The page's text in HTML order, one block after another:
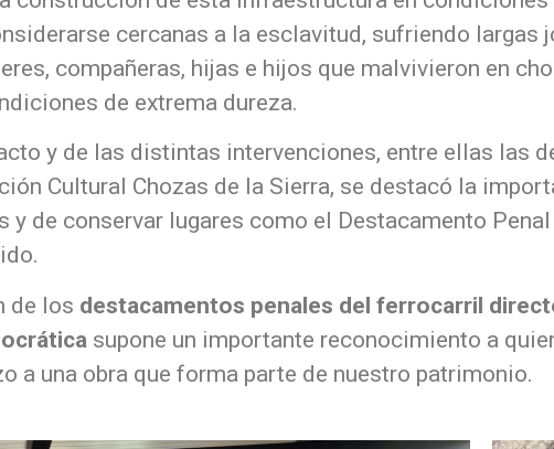
cercanas a la esclavitud, sufriendo largas
compañeras, hijas e hijos que malvivieron en
de extrema dureza.
y de las distintas intervenciones, entre ellas las
Cultural Chozas de la Sierra, se destacó la
y de conservar lugares como el Destacamento
de los destacamentos penales del ferrocarril
supone un importante reconocimiento a
a una obra que forma parte de nuestro patrimonio.